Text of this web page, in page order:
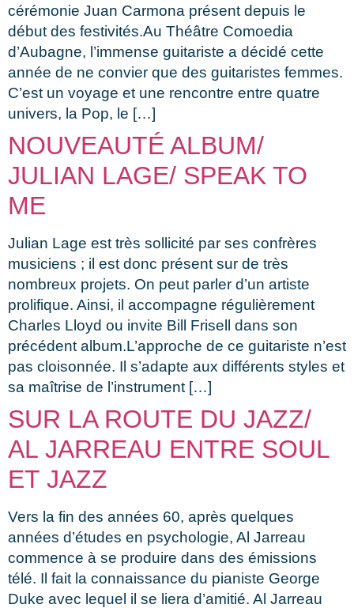
cérémonie Juan Carmona présent depuis le
début des festivités.Au Théâtre Comoedia
d’Aubagne, l’immense guitariste a décidé cette
année de ne convier que des guitaristes femmes.
C’est un voyage et une rencontre entre quatre
univers, la Pop, le […]
NOUVEAUTÉ ALBUM/
JULIAN LAGE/ SPEAK TO
ME
Julian Lage est très sollicité par ses confrères
musiciens ; il est donc présent sur de très
nombreux projets. On peut parler d’un artiste
prolifique. Ainsi, il accompagne régulièrement
Charles Lloyd ou invite Bill Frisell dans son
précédent album.L’approche de ce guitariste n’est
pas cloisonnée. Il s’adapte aux différents styles et
sa maîtrise de l’instrument […]
SUR LA ROUTE DU JAZZ/
AL JARREAU ENTRE SOUL
ET JAZZ
Vers la fin des années 60, après quelques
années d’études en psychologie, Al Jarreau
commence à se produire dans des émissions
télé. Il fait la connaissance du pianiste George
Duke avec lequel il se liera d’amitié. Al Jarreau